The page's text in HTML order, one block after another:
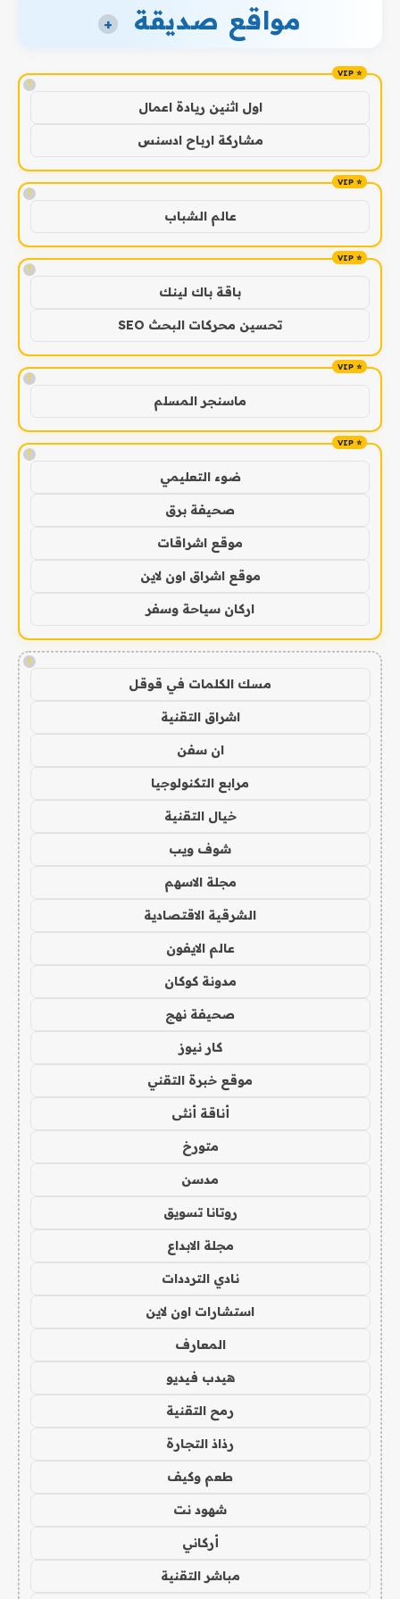
مواقع صديقة +
!
اول اثنين ريادة اعمال
مشاركة ارباح ادسنس
!
عالم الشباب
!
باقة باك لينك
تحسين محركات البحث SEO
!
ماسنجر المسلم
!
ضوء التعليمي
صحيفة برق
موقع اشراقات
موقع اشراق اون لاين
اركان سياحة وسفر
!
مسك الكلمات في قوقل
اشراق التقنية
ان سفن
مرابع التكنولوجيا
خيال التقنية
شوف ويب
مجلة الاسهم
الشرقية الاقتصادية
عالم الايفون
مدونة كوكان
صحيفة نهج
كار نيوز
موقع خبرة التقني
أناقة أنثى
متورخ
مدسن
روتانا تسويق
مجلة الابداع
نادي الترددات
استشارات اون لاين
المعارف
هيدب فيديو
رمح التقنية
رذاذ التجارة
طعم وكيف
شهود نت
أركاني
مباشر التقنية